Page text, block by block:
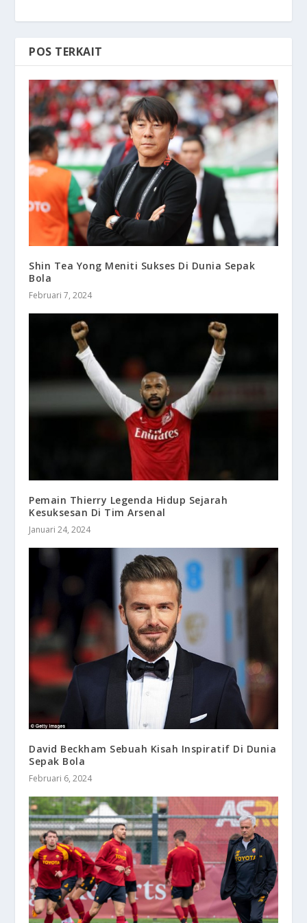
POS TERKAIT
Shin Tea Yong Meniti Sukses Di Dunia Sepak
Bola
Februari 7, 2024
Pemain Thierry Legenda Hidup Sejarah
Kesuksesan Di Tim Arsenal
Januari 24, 2024
David Beckham Sebuah Kisah Inspiratif Di Dunia
Sepak Bola
Februari 6, 2024